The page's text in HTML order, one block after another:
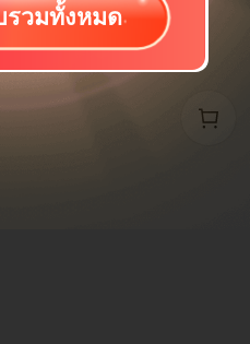
รวมทั้งหมด